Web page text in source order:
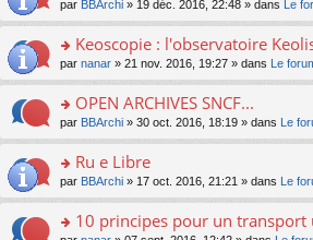
c
e
nt
pl
u
ré
c
e
nt
n
le
pl
u
ré
c
e
nt
g
e
n
n
le
pl
u
ré
c
e
nt
a
g
e
n
n
le
pl
u
ré
er
le
m
e
a
g
e
n
n
le
o
n
ult
er
le
m
e
a
g
e
n
par BBArchi » 19 déc. 2016, 22:48 » dans Le
o
n
ult
er
le
m
e
a
Keoscopie : l'observatoire
par nanar » 21 nov. 2016, 19:27 » dans Le
o
n
ult
er
le
m
e
OPEN ARCHIVES SNCF...
par BBArchi » 30 oct. 2016, 18:19 » dans Le
o
n
ult
Ru e Libre
par BBArchi » 17 oct. 2016, 21:21 » dans Le
10 principes pour un transport